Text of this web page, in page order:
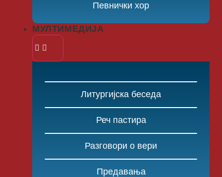
Певнички хор
МУЛТИМЕДИЈА
Литургијска беседа
Реч пастира
Разговори о вери
Предавања